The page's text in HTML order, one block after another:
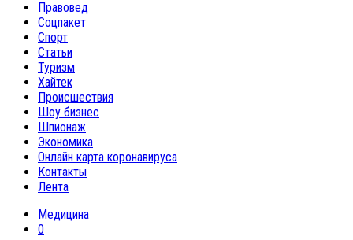
Правовед
Соцпакет
Спорт
Статьи
Туризм
Хайтек
Происшествия
Шоу бизнес
Шпионаж
Экономика
Онлайн карта коронавируса
Контакты
Лента
Медицина
0